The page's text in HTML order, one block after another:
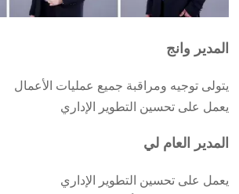
المدير وانج
يتولى توجيه ومراقبة جميع عمليات الأعمال
يعمل على تحسين التطوير الإداري
المدير العام لي
يعمل على تحسين التطوير الإداري